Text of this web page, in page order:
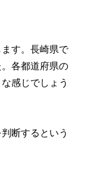
す。長崎県で
各都道府県の
感じでしょう
断するという